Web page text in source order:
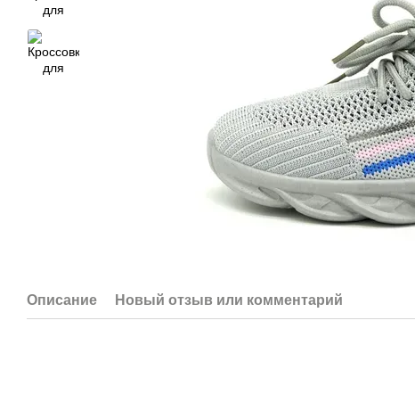
Описание Новый отзыв или комментарий